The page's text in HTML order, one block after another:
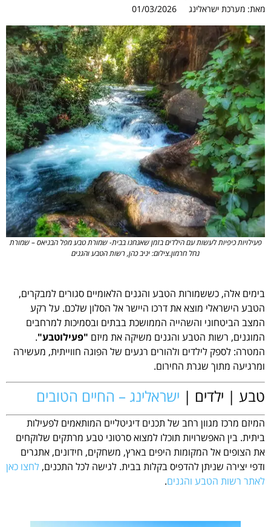
מאת: מערכת ישראלינג 01/03/2026
פעילויות כיפיות לעשות עם הילדים בזמן שאנחנו בבית- שמורת טבע מפל הבניאס – שמורת
נחל חרמון.צילום: יניב כהן, רשות הטבע והגנים
בימים אלה, כששמורות הטבע והגנים הלאומיים סגורים למבקרים,
הטבע הישראלי מוצא את דרכו היישר אל הסלון שלכם. על רקע
המצב הביטחוני והשהייה הממושכת בבתים ובסמיכות למרחבים
המוגנים, רשות הטבע והגנים משיקה את מיזם "פעילוטבע".
המטרה: לספק לילדים ולהורים רגעים של הפוגה חווייתית, מעשירה
ומרגיעה מתוך שגרת החירום.
טבע | ילדים | ישראלינג – החיים הטובים
המיזם מרכז מגוון רחב של תכנים דיגיטליים המותאמים לפעילות
ביתית. בין האפשרויות תוכלו למצוא סרטוני טבע מרתקים שלוקחים
את הצופים אל המקומות היפים בארץ, משחקים, חידונים, אתגרים
ודפי יצירה שניתן להדפיס בקלות בבית. לגישה לכל התכנים, לחצו כאן
לאתר רשות הטבע והגנים.